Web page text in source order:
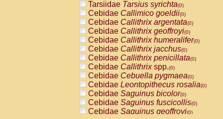
PitheciidaeCallicebus donacophilus
PitheciidaeCallicebus moloch
PitheciidaeCallicebus torquatus
PitheciidaeCallicebusspp.(0)
PitheciidaeChiropotes satanas(0)
PitheciidaePithecia monachus
PitheciidaePithecia pithecia(0)
CercopithecidaeCercocebus agilis
CercopithecidaeCercocebus
CercopithecidaeCercocebus
CercopithecidaeCercocebus
CercopithecidaeCercocebus
CercopithecidaeCercocebushybrid
Tarsiidae Tarsius syrichta(0)
Cebidae Callimico goeldii(0)
Cebidae Callithrix argentata(0)
Cebidae Callithrix geoffroyi(0)
Cebidae Callithrix humeralifer(0)
Cebidae Callithrix jacchus(0)
Cebidae Callithrix penicillata(0)
Cebidae Callithrixspp.(0)
Cebidae Cebuella pygmaea(0)
Cebidae Leontopithecus rosalia(0)
Cebidae Saguinus bicolor(0)
Cebidae Saguinus fuscicollis(0)
Cebidae Saguinus geoffroyi(0)